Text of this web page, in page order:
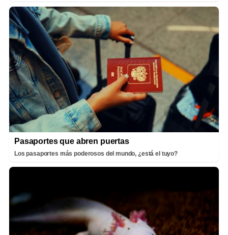
Pasaportes que abren puertas
Los pasaportes más poderosos del mundo, ¿está el tuyo?